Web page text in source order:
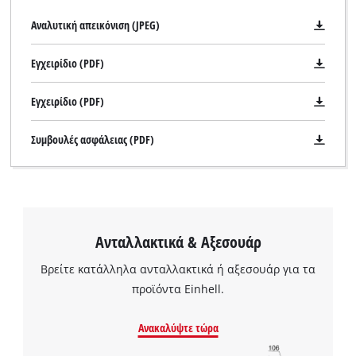
Χρειαζόμαστε τη συγκατάθεσή σας για
να φορτώσουμε την υπηρεσία Google
Αναλυτική απεικόνιση (JPEG)
Εγχειρίδιο (PDF)
Εγχειρίδιο (PDF)
Συμβουλές ασφάλειας (PDF)
Ανταλλακτικά & Αξεσουάρ
Βρείτε κατάλληλα ανταλλακτικά ή αξεσουάρ για τα
προϊόντα Einhell.
Ανακαλύψτε τώρα